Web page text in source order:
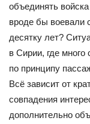
объединять
вроде бы воевали
десятку лет?
в Сирии, где
по принципу
Всё зависит от
совпадения
дополнительно